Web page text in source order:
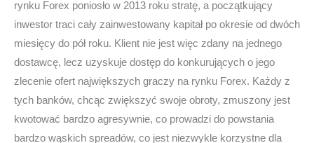
rynku Forex poniosło w 2013 roku stratę, a początkujący
inwestor traci cały zainwestowany kapitał po okresie od dwóch
miesięcy do pół roku. Klient nie jest więc zdany na jednego
dostawcę, lecz uzyskuje dostęp do konkurujących o jego
zlecenie ofert największych graczy na rynku Forex. Każdy z
tych banków, chcąc zwiększyć swoje obroty, zmuszony jest
kwotować bardzo agresywnie, co prowadzi do powstania
bardzo wąskich spreadów, co jest niezwykle korzystne dla